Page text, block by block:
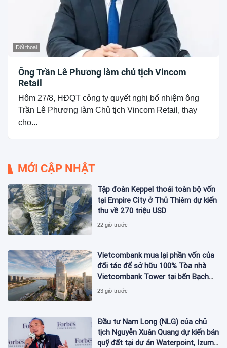
Đối thoại
Ông Trần Lê Phương làm chủ tịch Vincom
Retail
Hôm 27/8, HĐQT công ty quyết nghị bổ nhiệm ông
Trần Lê Phương làm Chủ tịch Vincom Retail, thay
cho...
MỚI CẬP NHẬT
Tập đoàn Keppel thoái toàn bộ vốn
tại Empire City ở Thủ Thiêm dự kiến
thu về 270 triệu USD
22 giờ trước
Vietcombank mua lại phần vốn của
đối tác để sở hữu 100% Tòa nhà
Vietcombank Tower tại bến Bạch
Đằng
23 giờ trước
Đầu tư Nam Long (NLG) của chủ
tịch Nguyễn Xuân Quang dự kiến bán
quỹ đất tại dự án Waterpoint, Izumi